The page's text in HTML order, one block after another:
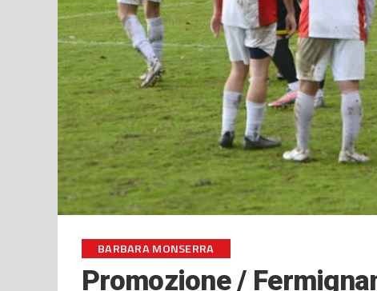
BARBARA MONSERRA
Promozione /